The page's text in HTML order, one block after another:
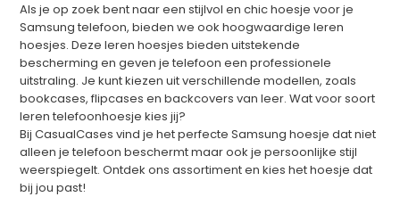
Als je op zoek bent naar een stijlvol en chic hoesje voor je
Samsung telefoon, bieden we ook hoogwaardige leren
hoesjes. Deze leren hoesjes bieden uitstekende
bescherming en geven je telefoon een professionele
uitstraling. Je kunt kiezen uit verschillende modellen, zoals
bookcases, flipcases en backcovers van leer. Wat voor soort
leren telefoonhoesje kies jij?
Bij CasualCases vind je het perfecte Samsung hoesje dat niet
alleen je telefoon beschermt maar ook je persoonlijke stijl
weerspiegelt. Ontdek ons assortiment en kies het hoesje dat
bij jou past!